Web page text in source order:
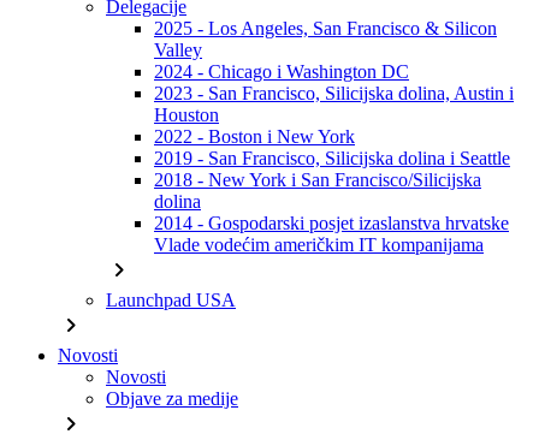
Delegacije
2025 - Los Angeles, San Francisco & Silicon
Valley
2024 - Chicago i Washington DC
2023 - San Francisco, Silicijska dolina, Austin i
Houston
2022 - Boston i New York
2019 - San Francisco, Silicijska dolina i Seattle
2018 - New York i San Francisco/Silicijska
dolina
2014 - Gospodarski posjet izaslanstva hrvatske
Vlade vodećim američkim IT kompanijama
chevron_right
Launchpad USA
chevron_right
Novosti
Novosti
Objave za medije
chevron_right